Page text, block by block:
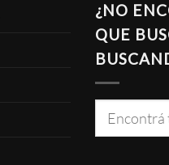
¿NO
QUE
Buscar